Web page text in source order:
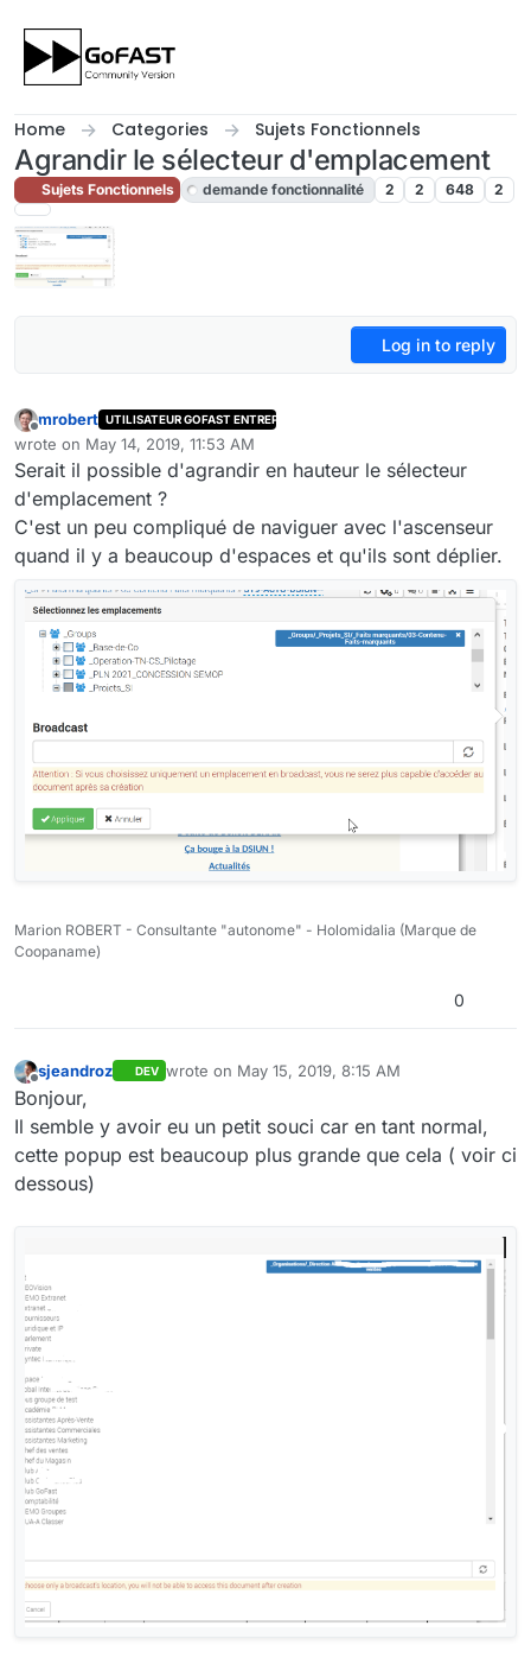
Home Categories Sujets Fonctionnels
Agrandir le sélecteur d'emplacement
Sujets Fonctionnels demande fonctionnalité 2 2 648 2
Log in to reply
Offline
mrobert UTILISATEUR GOFAST ENTREPRISE
wrote on May 14, 2019, 11:53 AM
last edited by cpotterMay 14, 2019, 7:48 PM
Serait il possible d'agrandir en hauteur le sélecteur
d'emplacement ?
C'est un peu compliqué de naviguer avec l'ascenseur
quand il y a beaucoup d'espaces et qu'ils sont déplier.
Marion ROBERT - Consultante "autonome" - Holomidalia (Marque de
Coopaname)
0
Offline
sjeandroz DEV wrote on May 15, 2019, 8:15 AM
last edited by
Bonjour,
Il semble y avoir eu un petit souci car en tant normal,
cette popup est beaucoup plus grande que cela ( voir ci
dessous)